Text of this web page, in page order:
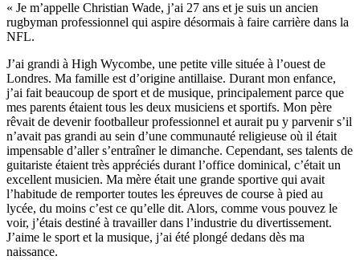
« Je m’appelle Christian Wade, j’ai 27 ans et je suis un ancien
rugbyman professionnel qui aspire désormais à faire carrière dans la
NFL.
J’ai grandi à High Wycombe, une petite ville située à l’ouest de
Londres. Ma famille est d’origine antillaise. Durant mon enfance,
j’ai fait beaucoup de sport et de musique, principalement parce que
mes parents étaient tous les deux musiciens et sportifs. Mon père
rêvait de devenir footballeur professionnel et aurait pu y parvenir s’il
n’avait pas grandi au sein d’une communauté religieuse où il était
impensable d’aller s’entraîner le dimanche. Cependant, ses talents de
guitariste étaient très appréciés durant l’office dominical, c’était un
excellent musicien. Ma mère était une grande sportive qui avait
l’habitude de remporter toutes les épreuves de course à pied au
lycée, du moins c’est ce qu’elle dit. Alors, comme vous pouvez le
voir, j’étais destiné à travailler dans l’industrie du divertissement.
J’aime le sport et la musique, j’ai été plongé dedans dès ma
naissance.